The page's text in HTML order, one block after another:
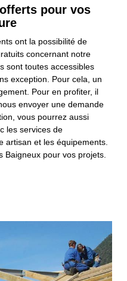
pour vos
ont la possibilité de
concernant notre
sont toutes accessibles
exception. Pour cela, un
Pour en profiter, il
envoyer une demande
vous pourrez aussi
les services de
artisan et les équipements.
Baigneux pour vos projets.